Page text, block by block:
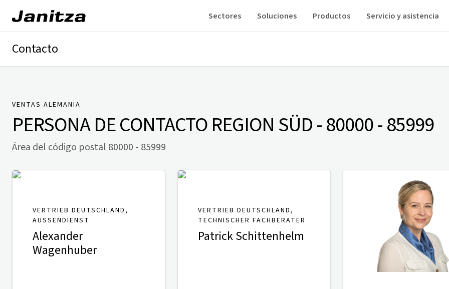
Sectores Soluciones Productos Servicio y asistencia
Contacto
VENTAS ALEMANIA
PERSONA DE CONTACTOREGION SÜD - 80000 - 85999
Área del código postal 80000 - 85999
VERTRIEB DEUTSCHLAND,
AUSSENDIENST
Alexander
Wagenhuber
VERTRIEB DEUTSCHLAND,
TECHNISCHER FACHBERATER
Patrick Schittenhelm